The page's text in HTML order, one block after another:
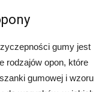
gumy jest
rodzajów opon, które
gumowej i wzoru